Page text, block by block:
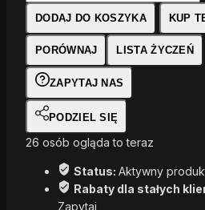
DODAJ DO KOSZYKA KUP
PORÓWNAJ LISTA ŻYCZEŃ
ZAPYTAJ NAS
PODZIEL SIĘ
26 osób ogląda to teraz
Status: Aktywny
Rabaty dla stałych
Zapytaj